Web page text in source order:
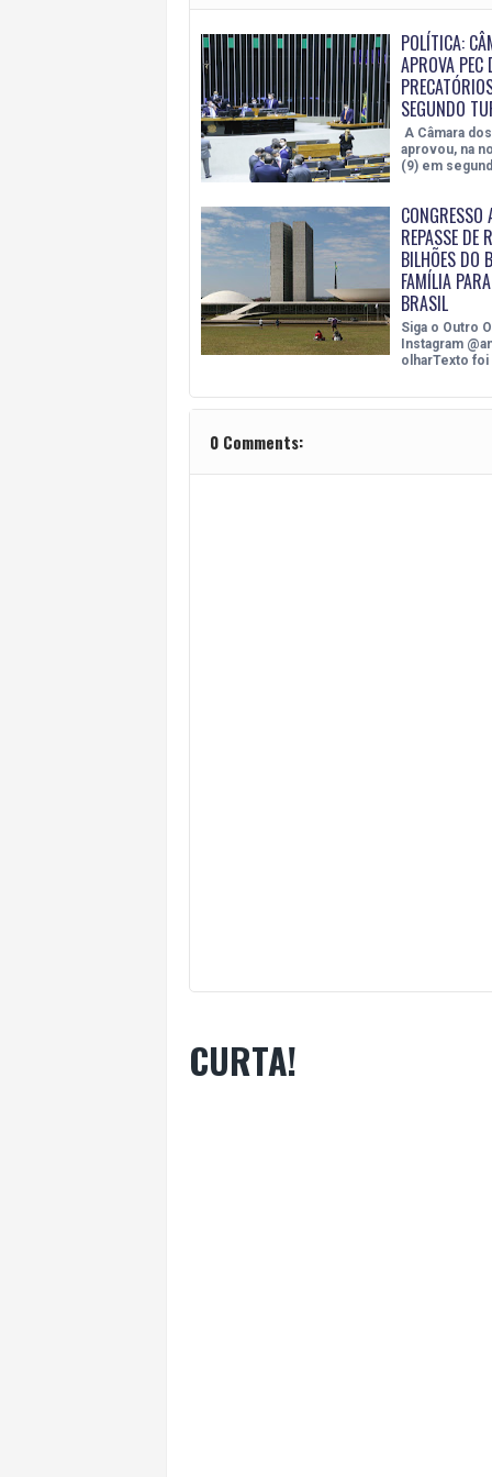
POLÍTICA:
APROVA PEC
SEGUNDO
A Câmara
aprovou, na
(9) em
CONGRESSO
REPASSE DE
BILHÕES DO
FAMÍLIA
BRASIL
Siga o Outro
Instagram
olharTexto
0 Comments:
CURTA!